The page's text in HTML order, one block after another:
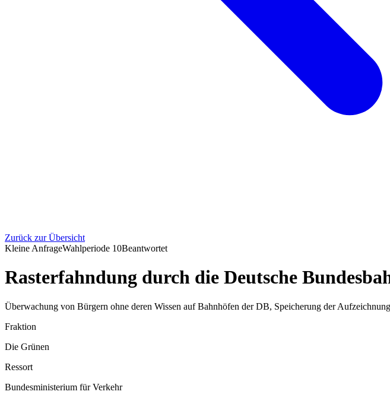
Zurück zur Übersicht
Kleine AnfrageWahlperiode 10Beantwortet
Rasterfahndung durch die Deutsche
Überwachung von Bürgern ohne deren Wissen auf Bahnhöfen der DB, Speicherung der
Fraktion
Die Grünen
Ressort
Bundesministerium für Verkehr